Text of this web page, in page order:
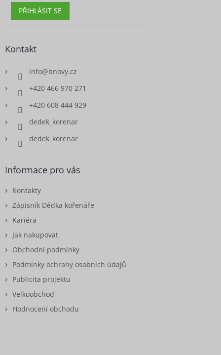
PŘIHLÁSIT SE
Kontakt
info@bnovy.cz
+420 466 970 271
+420 608 444 929
dedek_korenar
dedek_korenar
Informace pro vás
Kontakty
Zápisník Dědka kořenáře
Kariéra
Jak nakupovat
Obchodní podmínky
Podmínky ochrany osobních údajů
Publicita projektu
Velkoobchod
Hodnocení obchodu